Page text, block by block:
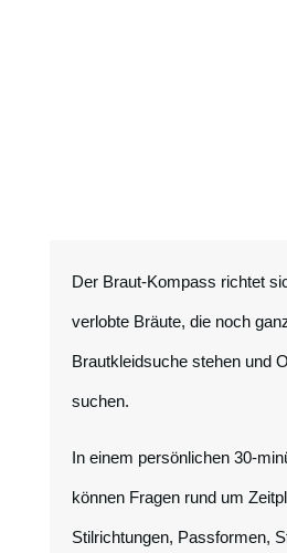
Der Braut-Kompass richtet
verlobte Bräute, die noch
Brautkleidsuche stehen und
suchen.
In einem persönlichen 30-
können Fragen rund um
Stilrichtungen, Passformen,